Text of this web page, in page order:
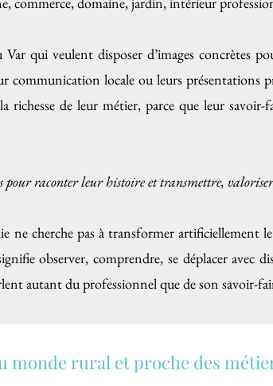
Var qui veulent disposer d’images concrètes
locale ou leurs présentations
de leur métier, parce que leur savoir-
pour raconter leur histoire et transmettre,
ne cherche pas à transformer artificiellement
observer, comprendre, se déplacer avec
autant du professionnel que de son savoir-
monde rural et proche des